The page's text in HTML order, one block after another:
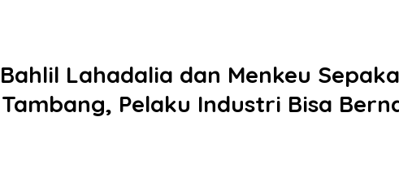
Lahadalia dan Menkeu
Pelaku Industri Bisa